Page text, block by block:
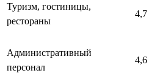
Туризм, гостиницы,
рестораны
4,7
Административный
персонал
4,6